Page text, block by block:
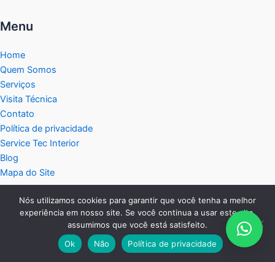
Menu
Home
Quem Somos
Serviços
Visita Técnica
Contato
Política de privacidade
Service Tec Interior
Blog
Mapa do Site
Central de Atendimento:
19 2038-2458
Nós utilizamos cookies para garantir que você tenha a melhor
experiência em nosso site. Se você continua a usar este site,
assumimos que você está satisfeito.
Ok
Não Política de privacidade